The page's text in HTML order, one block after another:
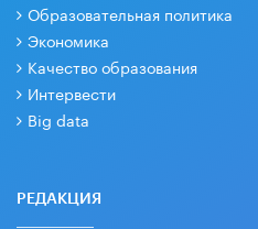
Образовательная политика
Экономика
Качество образования
Интервести
Big data
РЕДАКЦИЯ